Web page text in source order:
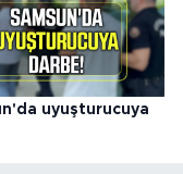
uyuşturucuya